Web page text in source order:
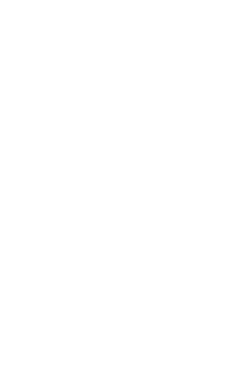
Familien mit Kindern
die im Mietpreis der
gegen Aufpreis